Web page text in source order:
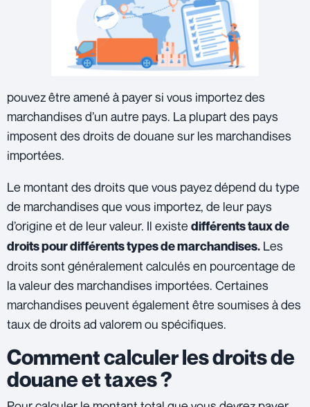
pouvez être amené à payer si vous importez des
marchandises d’un autre pays. La plupart des pays
imposent des droits de douane sur les marchandises
importées.
Le montant des droits que vous payez dépend du type
de marchandises que vous importez, de leur pays
d’origine et de leur valeur. Il existe différents taux de
droits pour différents types de marchandises. Les
droits sont généralement calculés en pourcentage de
la valeur des marchandises importées. Certaines
marchandises peuvent également être soumises à des
taux de droits ad valorem ou spécifiques.
Comment calculer les droits de
douane et taxes ?